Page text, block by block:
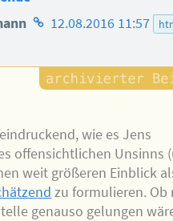
Homepage
Autors
12.08.2016 11:57
wie es Jens
offensichtlichen Unsinns
weit größeren Einblick
zu formulieren. Ob
genauso gelungen